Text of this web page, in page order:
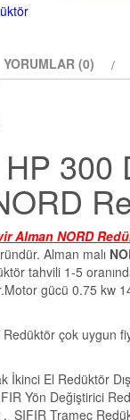
YORUMLAR (0)
300
Alman NORD
Alman malı
tahvili 1-5
gücü 0.75 kw
çok uygun
İkinci El Redüktör
Yön Değiştirici
, SIFIR Tramec